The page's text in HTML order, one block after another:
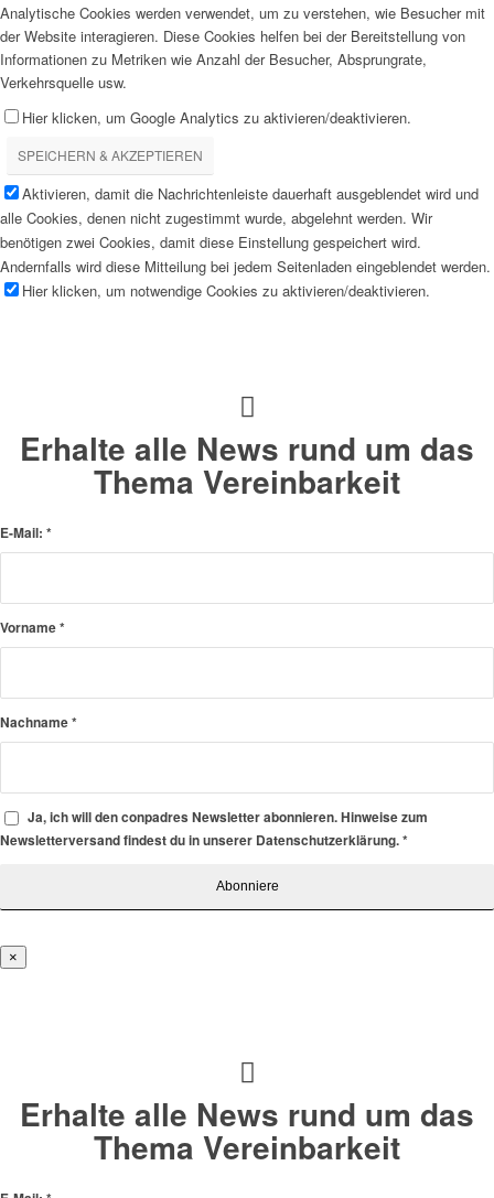
Analytische Cookies werden verwendet, um zu verstehen, wie Besucher mit
der Website interagieren. Diese Cookies helfen bei der Bereitstellung von
Informationen zu Metriken wie Anzahl der Besucher, Absprungrate,
Verkehrsquelle usw.
Hier klicken, um Google Analytics zu aktivieren/deaktivieren.
SPEICHERN & AKZEPTIEREN
Aktivieren, damit die Nachrichtenleiste dauerhaft ausgeblendet wird und
alle Cookies, denen nicht zugestimmt wurde, abgelehnt werden. Wir
benötigen zwei Cookies, damit diese Einstellung gespeichert wird.
Andernfalls wird diese Mitteilung bei jedem Seitenladen eingeblendet werden.
Hier klicken, um notwendige Cookies zu aktivieren/deaktivieren.
Erhalte alle News rund um das
Thema Vereinbarkeit
E-Mail: *
Vorname*
Nachname*
Ja, ich will den conpadres Newsletter abonnieren. Hinweise zum
Newsletterversand findest du in unserer Datenschutzerklärung.*
×
Erhalte alle News rund um das
Thema Vereinbarkeit